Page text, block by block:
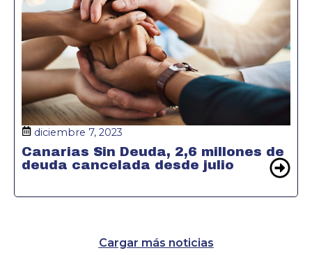
diciembre 7, 2023
Canarias Sin Deuda, 2,6 millones de
deuda cancelada desde julio
Cargar más noticias